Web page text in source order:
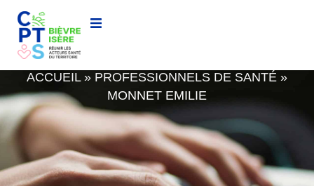
MONNET EMILIE
ACCUEIL» PROFESSIONNELS DE SANTÉ »
MONNET EMILIE